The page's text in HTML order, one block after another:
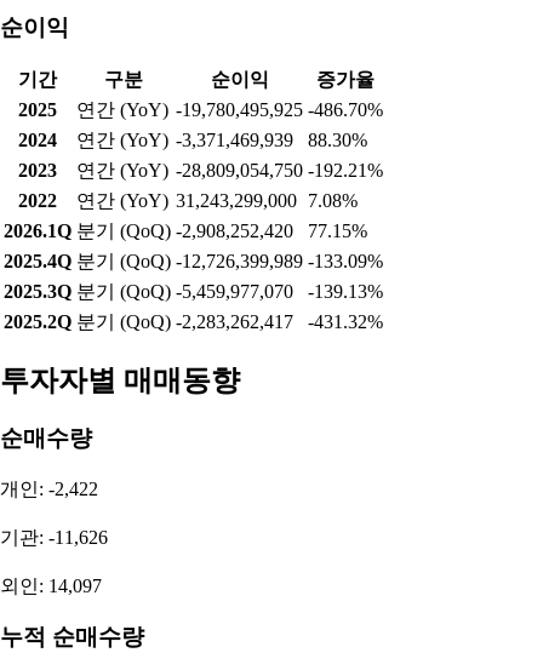
순이익
기간 구분 순이익
증가율
2025
연간 (YoY) -19,780,495,925 -486.70%
2024
연간 (YoY) -3,371,469,939
88.30%
2023
연간 (YoY) -28,809,054,750 -192.21%
2022
연간 (YoY) 31,243,299,000 7.08%
2026.1Q 분기 (QoQ) -2,908,252,420
77.15%
2025.4Q 분기 (QoQ) -12,726,399,989 -133.09%
2025.3Q 분기 (QoQ) -5,459,977,070
-139.13%
2025.2Q 분기 (QoQ) -2,283,262,417 -431.32%
투자자별 매매동향
순매수량
개인: -2,422
기관: -11,626
외인: 14,097
누적 순매수량